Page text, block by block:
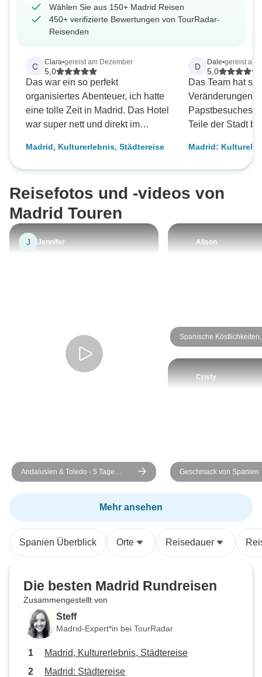
Wählen Sie aus 150+ Madrid Reisen
450+ verifizierte Bewertungen von TourRadar-
Reisenden
C Clara•gereist am Dezember
5,0
Das war ein so perfekt
organisiertes Abenteuer, ich hatte
eine tolle Zeit in Madrid. Das Hotel
war super nett und direkt im
alle Sehenswürdigkeiten und
Madrid, Kulturerlebnis, Städtereise
D Dale•gereist am
5,0
Das Team hat
Veränderungen
Papstbesuches
Teile der Stadt
Das Team war
Madrid:
Toledo
Reisefotos und -videos von
Madrid Touren
J Jennifer
Andalusien & Toledo - 5 Tage
dienstags
Alison
Spanische
ab Madrid
Cristy
Geschmack von Spanien
Mehr ansehen
Spanien Überblick Orte Reisedauer
Die besten Madrid Rundreisen
Zusammengestellt von
Steff
Madrid-Expert*in bei TourRadar
Madrid, Kulturerlebnis, Städtereise
Madrid: Städtereise